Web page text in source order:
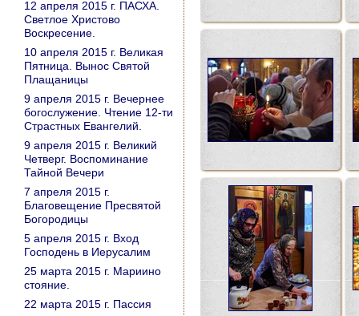
12 апреля 2015 г. ПАСХА.
Светлое Христово
Воскресение.
10 апреля 2015 г. Великая
Пятница. Вынос Святой
Плащаницы
9 апреля 2015 г. Вечернее
богослужение. Чтение 12-ти
Страстных Евангелий.
9 апреля 2015 г. Великий
Четверг. Воспоминание
Тайной Вечери
7 апреля 2015 г.
Благовещение Пресвятой
Богородицы
5 апреля 2015 г. Вход
Господень в Иерусалим
25 марта 2015 г. Мариино
стояние.
22 марта 2015 г. Пассия